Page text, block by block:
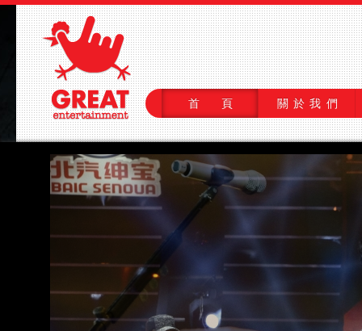
首 頁 關於我們